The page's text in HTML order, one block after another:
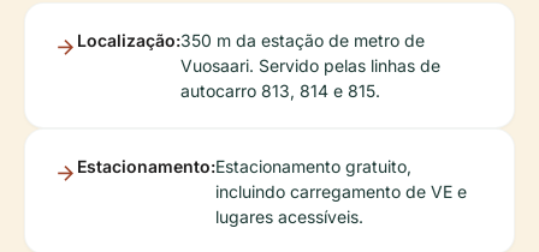
Localização:350 m da estação de metro de
Vuosaari. Servido pelas linhas de
autocarro 813, 814 e 815.
Estacionamento:Estacionamento gratuito,
incluindo carregamento de VE e
lugares acessíveis.